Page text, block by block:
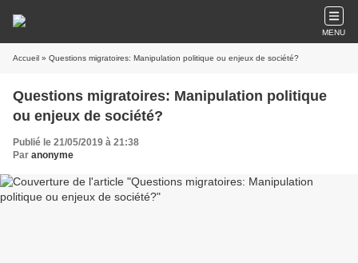
MENU
Accueil » Questions migratoires: Manipulation politique ou enjeux de société?
Questions migratoires: Manipulation politique
ou enjeux de société?
Publié le 21/05/2019 à 21:38
Par anonyme